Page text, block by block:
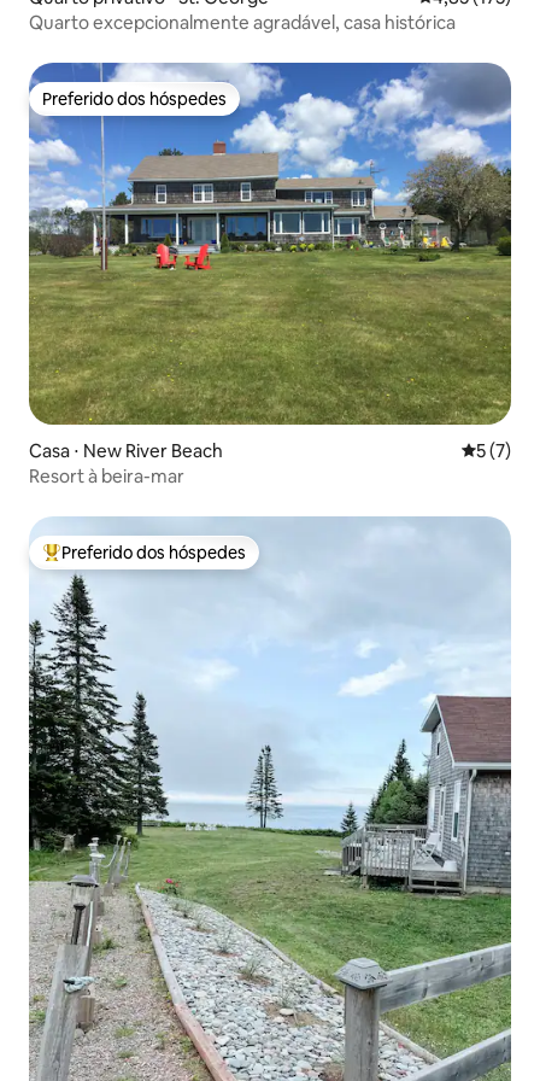
Quarto excepcionalmente agradável, casa histórica
Preferido dos hóspedes
Preferido dos hóspedes
Casa ⋅ New River Beach 5 de
5 (7)
Resort à beira-mar
Entre os melhores preferidos dos hóspedes
Preferido dos hóspedes